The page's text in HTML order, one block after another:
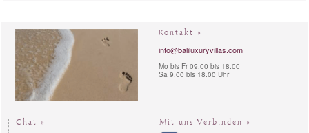
Kontakt »
info@baliluxuryvillas.com
Mo bis Fr 09.00 bis 18.00
Sa 9.00 bis 18.00 Uhr
Chat » Mit uns Verbinden »